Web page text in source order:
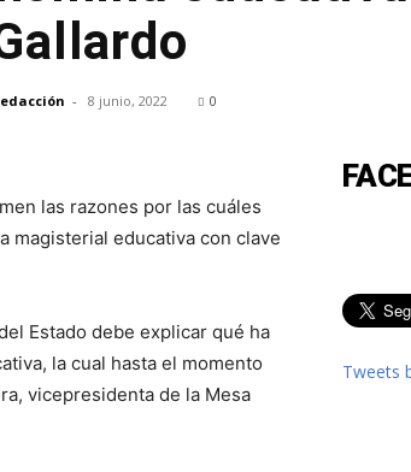
- 8 junio, 2022 0
las razones por las cuáles
magisterial educativa con clave
Estado debe explicar qué ha
la cual hasta el momento
vicepresidenta de la Mesa
Tweets